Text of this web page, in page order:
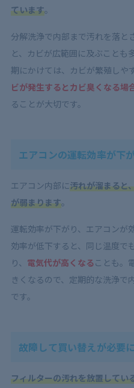
ています。
分解洗浄で内部まで汚れを落と
と、カビが広範囲に及ぶことも
期にかけては、カビが繁殖しや
ビが発生するとカビ臭くなる場
ることが大切です。
エアコンの運転効率が下
エアコン内部に汚れが溜まると
が弱まります。
運転効率が下がり、エアコンが
効率が低下すると、同じ温度で
り、 電気代が高くなることも。
きくなるので、定期的な洗浄で
です。
故障して買い替えが必要
フィルターの汚れを放置してい